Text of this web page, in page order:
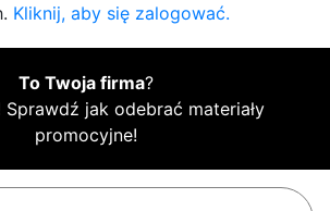
Kliknij, aby się zalogować.
To Twoja firma?
Sprawdź jak odebrać materiały
promocyjne!